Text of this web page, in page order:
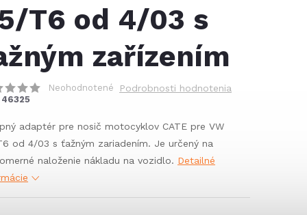
T6 od 4/03 s
zařízením
Neohodnotené Podrobnosti hodnotenia
46325
adaptér pre nosič motocyklov CATE pre VW
od 4/03 s ťažným zariadením. Je určený na
naloženie nákladu na vozidlo. Detailné